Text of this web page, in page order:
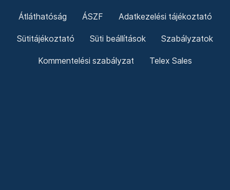
Átláthatóság ÁSZF Adatkezelési tájékoztató
Sütitájékoztató Süti beállítások Szabályzatok
Kommentelési szabályzat Telex Sales